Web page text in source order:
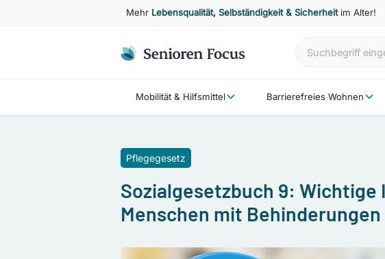
Mehr Lebensqualität, Selbständigkeit & Sicherheitim Alter!
Mobilität & Hilfsmittel Barrierefreies Wohnen
Pflegegesetz
Sozialgesetzbuch 9:
Menschen mit Behinderungen